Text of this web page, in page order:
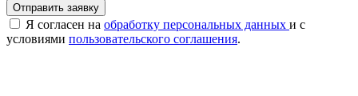
Отправить заявку
Я согласен на обработку персональных данных и с
условиями пользовательского соглашения.